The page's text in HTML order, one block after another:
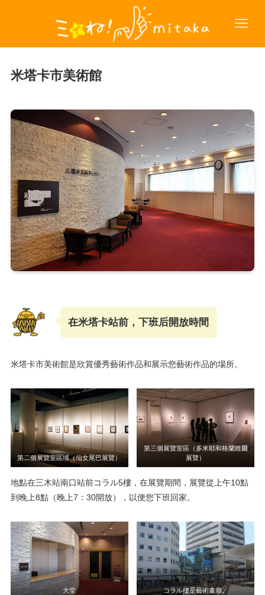
米塔卡市美術館
在米塔卡站前，下班后開放時間
米塔卡市美術館是欣賞優秀藝術作品和展示您藝術作品的場所。
第二個展覽室區域（仙女尾巴展覽）
第三個展覽室區（多米耶和格蘭維爾
展覽）
地點在三木站南口站前コラル5樓，在展覽期間，展覽從上午10點
到晚上8點（晚上7：30開放），以便您下班回家。
大堂 コラル樓是藝術畫廊。